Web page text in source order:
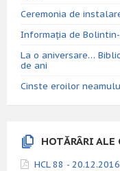
Ceremonia de
Informația de
La o aniversare…
de ani
Cinste eroilor
HOTĂRÂRI
HCL 88 - 20.12.2016